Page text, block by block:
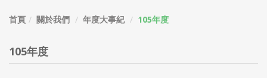
首頁 關於我們 年度大事紀 105年度
105年度